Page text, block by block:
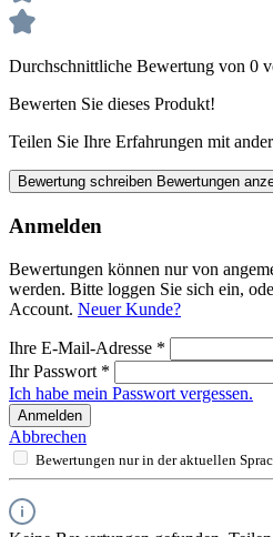
Durchschnittliche Bewertung von 0
Bewerten Sie dieses Produkt!
Teilen Sie Ihre Erfahrungen mit
Bewertung schreiben Bewertungen
Anmelden
Bewertungen können nur von
werden. Bitte loggen Sie sich ein,
Account. Neuer Kunde?
Ihre E-Mail-Adresse *
Ihr Passwort *
Ich habe mein Passwort vergessen.
Anmelden
Abbrechen
Bewertungen nur in der aktuellen